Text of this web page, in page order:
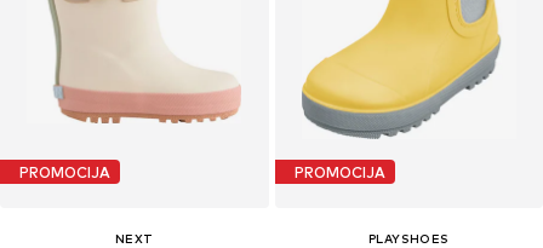
PROMOCIJA
NEXT
PROMOCIJA
PLAYSHOES